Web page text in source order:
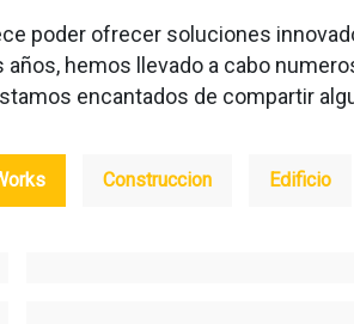
poder ofrecer soluciones
años, hemos llevado a cabo
encantados de compartir
Construccion Edificio